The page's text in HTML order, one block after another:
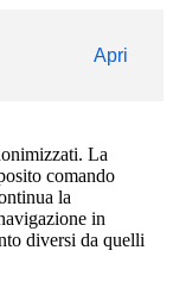
Apri
La
comando
la
in
diversi da quelli